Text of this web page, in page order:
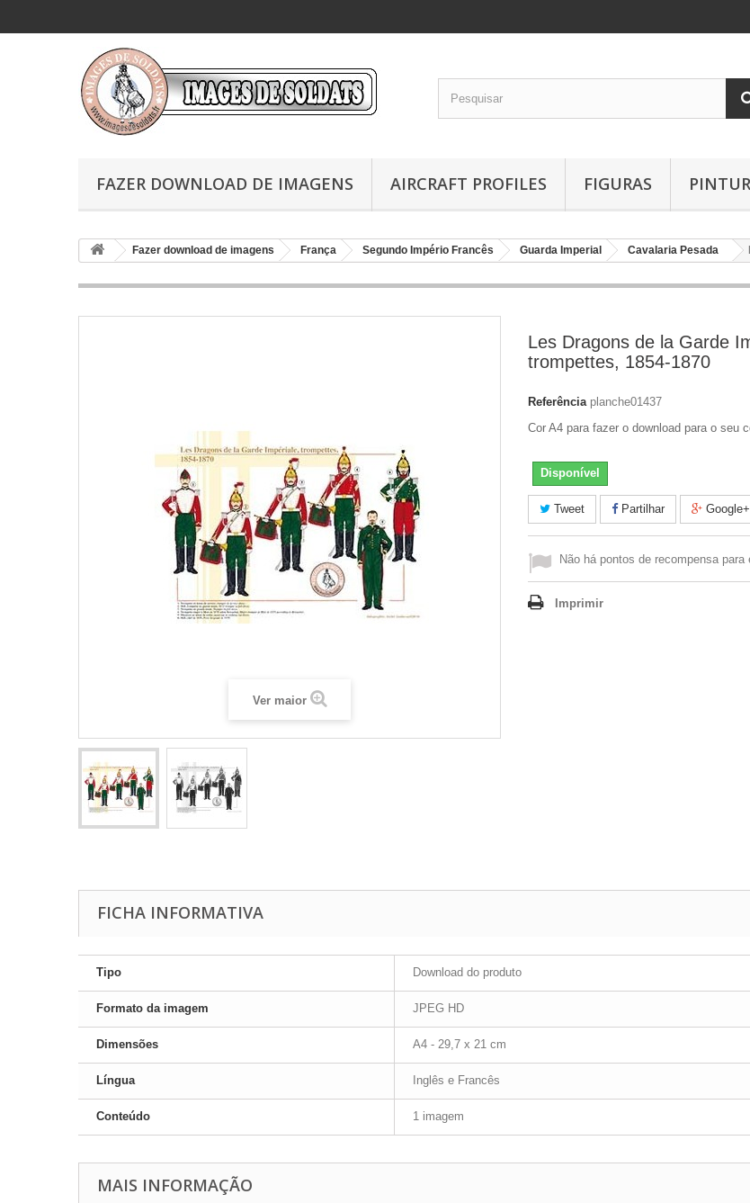
FAZER DOWNLOAD DE IMAGENS AIRCRAFT PROFILES FIGURAS
Fazer download de imagens França Segundo Império Francês Guarda Imperial Cavalaria Pesada
Ver maior
Les Dragons de la Garde
trompettes, 1854-1870
Referência planche01437
Cor A4 para fazer o download para o seu
Disponível
Tweet Partilhar Google+
Não há pontos de recompensa para
Imprimir
FICHA INFORMATIVA
Tipo Download do produto
Formato da imagem JPEG HD
Dimensões A4 - 29,7 x 21 cm
Língua Inglês e Francês
Conteúdo 1 imagem
MAIS INFORMAÇÃO